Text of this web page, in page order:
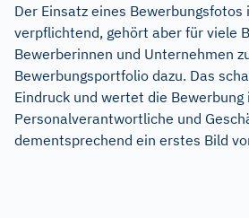
Der Einsatz eines Bewerbungsfotos
verpflichtend, gehört aber für viele
Bewerberinnen und Unternehmen
Bewerbungsportfolio dazu. Das
Eindruck und wertet die Bewerbung
Personalverantwortliche und
dementsprechend ein erstes Bild